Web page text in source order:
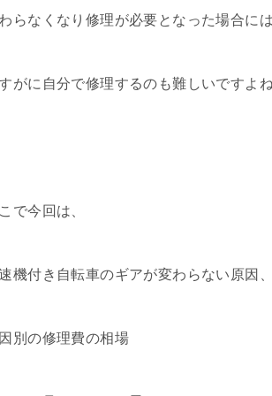
らなくなり修理が必要となった場合には
がに自分で修理するのも難しいですよね
で今回は、
機付き自転車のギアが変わらない原因、
別の修理費の相場